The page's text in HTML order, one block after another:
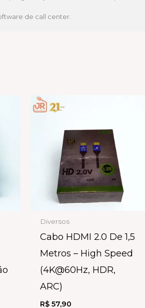
de call center.
Diversos
Cabo HDMI 2.0 De 1,5
Metros – High Speed
(4K@60Hz, HDR,
ARC)
R$ 57,90